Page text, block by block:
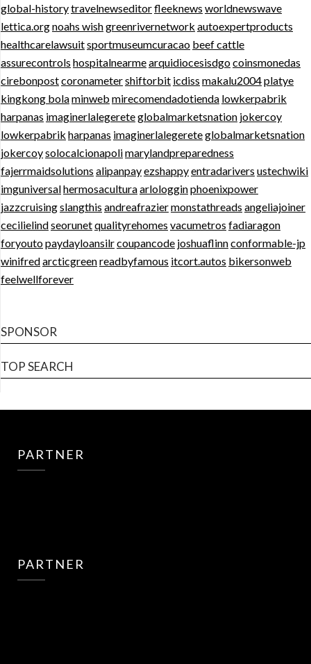
global-historytravelnewseditorfleeknews worldnewswave
lettica.orgnoahs wishgreenrivernetwork autoexpertproducts
healthcarelawsuitsportmuseumcuracao beef cattle
assurecontrols hospitalnearmearquidiocesisdgocoinsmonedas
cirebonpostcoronametershiftorbit icdiss makalu2004platye
kingkong bolaminweb mirecomendadotienda lowkerpabrik
harpanas imaginerlalegereteglobalmarketsnation jokercoy
lowkerpabrik harpanas imaginerlalegereteglobalmarketsnation
jokercoysolocalcionapolimarylandpreparedness
fajerrmaidsolutions alipanpayezshappyentradarivers ustechwiki
imguniversalhermosaculturaarlologginphoenixpower
jazzcruisingslangthis andreafraziermonstathreads angeliajoiner
cecilielindseorunetqualityrehomes vacumetros fadiaragon
foryoutopaydayloansilrcoupancode joshuaflinnconformable-jp
winifredarcticgreenreadbyfamous itcort.autos bikersonweb
feelwellforever
SPONSOR
TOP SEARCH
PARTNER
PARTNER